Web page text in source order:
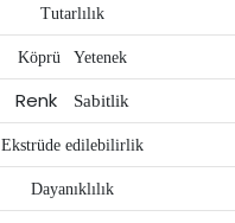
Tutarlılık
Köprü Yetenek
Renk
Sabitlik
Ekstrüde edilebilirlik
Dayanıklılık